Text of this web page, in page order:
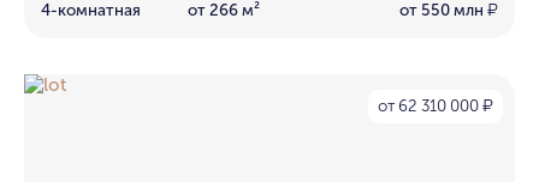
4-комнатная от 266 м² от 550 млн ₽
от 62 310 000 ₽